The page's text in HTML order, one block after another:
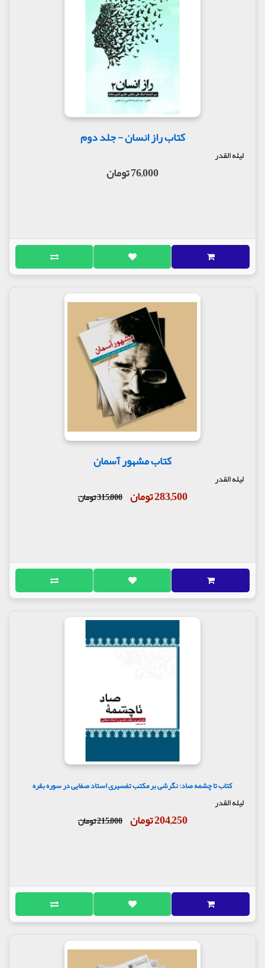
کتاب راز انسان - جلد دوم
لیله القدر
76,000 تومان
کتاب مشهور آسمان
لیله القدر
283,500 تومان 315,000 تومان
کتاب تا چشمه صاد: نگرشی بر مکتب تفسیری استاد صفایی در سوره بقره
لیله القدر
204,250 تومان 215,000 تومان